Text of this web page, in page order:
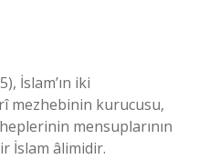
İslam’ın iki
mezhebinin kurucusu,
mensuplarının
İslam âlimidir.